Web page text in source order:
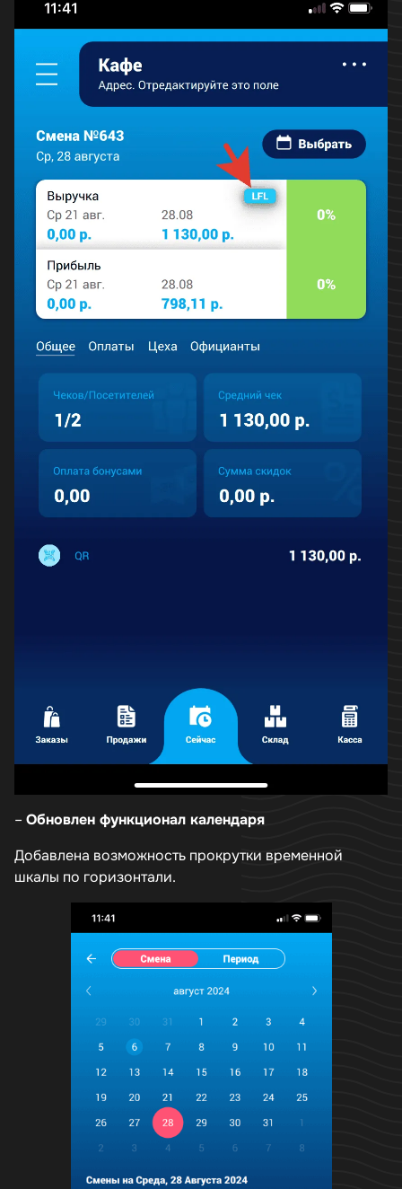
– Обновлен функционал календаря
Добавлена возможность прокрутки временной
шкалы по горизонтали.